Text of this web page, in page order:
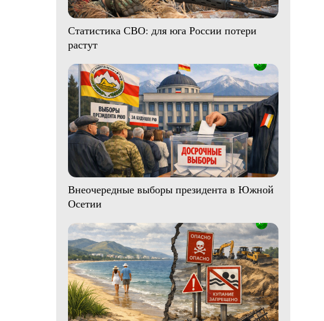
Статистика СВО: для юга России потери
растут
Внеочередные выборы президента в Южной
Осетии